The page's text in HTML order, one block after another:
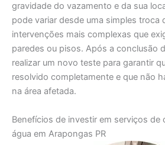
gravidade do vazamento e da sua
pode variar desde uma simples troca
intervenções mais complexas que
paredes ou pisos. Após a conclusão
realizar um novo teste para garantir
resolvido completamente e que não
na área afetada.
Benefícios de investir em serviços de
água em Arapongas PR